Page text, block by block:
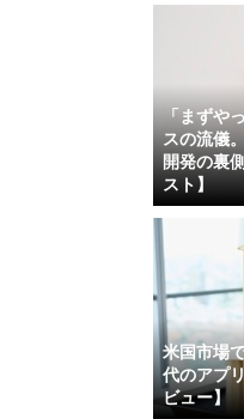
「まずや
スの流儀
開発の裏
スト】
米国市場
代のアプ
ビュー】